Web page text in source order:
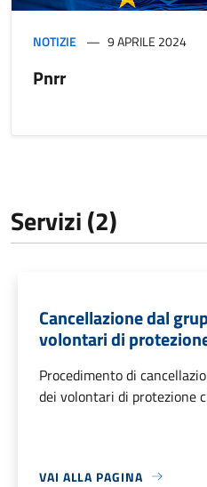
NOTIZIE 9 APRILE 2024
Pnrr
Servizi (2)
Cancellazione dal
volontari di
Procedimento di
dei volontari di protezione
VAI ALLA PAGINA